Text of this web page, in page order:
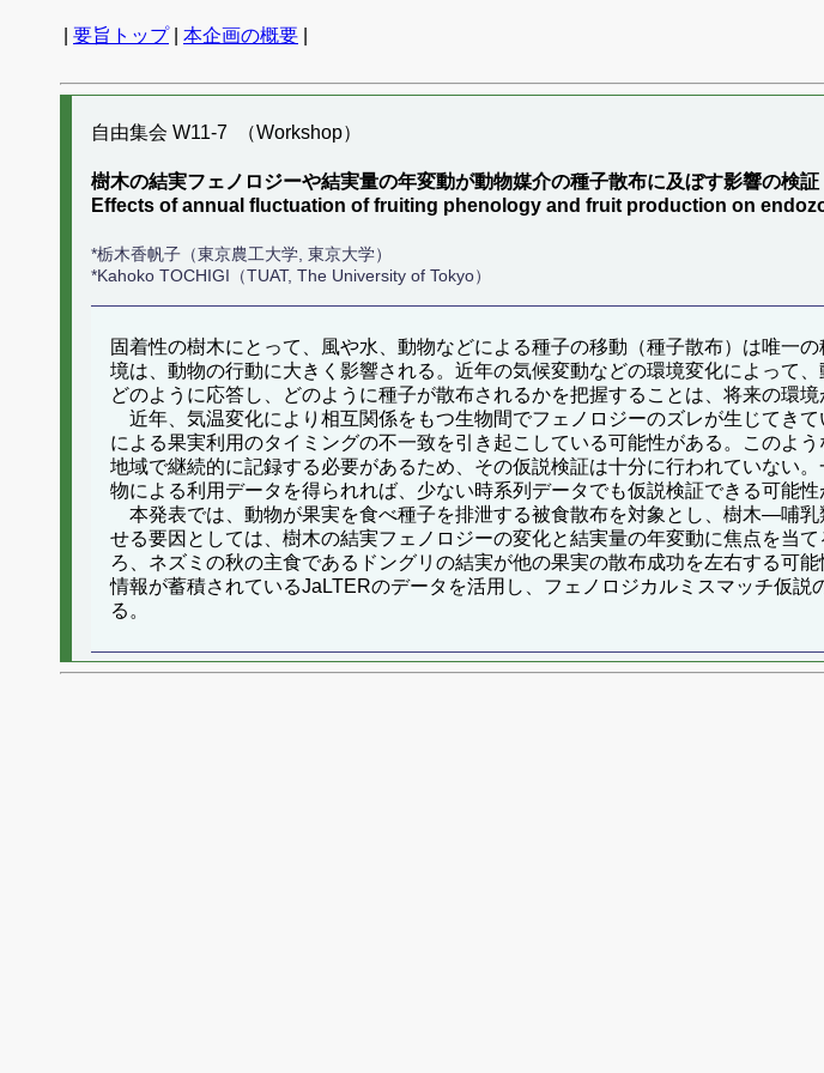
要旨トップ| 本企画の概要
自由集会 W11-7 （Workshop）
樹木の結実フェノロジーや結実量の年変動が動物媒介の種子散布に及ぼす影響の検証
Effects of annual fluctuation of fruiting phenology and fruit production on
*栃木香帆子（東京農工大学, 東京大学）
*Kahoko TOCHIGI（TUAT, The University of Tokyo）
固着性の樹木にとって、風や水、動物などによる種子の移動（種子散布）は唯一
境は、動物の行動に大きく影響される。近年の気候変動などの環境変化によって
どのように応答し、どのように種子が散布されるかを把握することは、将来の環
近年、気温変化により相互関係をもつ生物間でフェノロジーのズレが生じてき
による果実利用のタイミングの不一致を引き起こしている可能性がある。このよ
地域で継続的に記録する必要があるため、その仮説検証は十分に行われていない
物による利用データを得られれば、少ない時系列データでも仮説検証できる可能性
本発表では、動物が果実を食べ種子を排泄する被食散布を対象とし、樹木―哺
せる要因としては、樹木の結実フェノロジーの変化と結実量の年変動に焦点を当
ろ、ネズミの秋の主食であるドングリの結実が他の果実の散布成功を左右する可
情報が蓄積されているJaLTERのデータを活用し、フェノロジカルミスマッチ仮
る。